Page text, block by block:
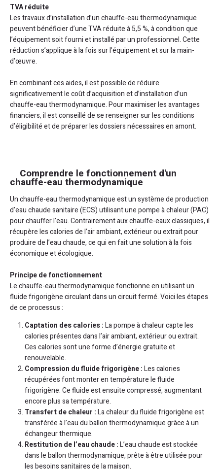
TVA réduite
Les travaux d’installation d’un chauffe-eau thermodynamique
peuvent bénéficier d’une TVA réduite à 5,5 %, à condition que
l’équipement soit fourni et installé par un professionnel. Cette
réduction s’applique à la fois sur l’équipement et sur la main-
d’œuvre.
En combinant ces aides, il est possible de réduire
significativement le coût d’acquisition et d’installation d’un
chauffe-eau thermodynamique. Pour maximiser les avantages
financiers, il est conseillé de se renseigner sur les conditions
d’éligibilité et de préparer les dossiers nécessaires en amont.
Comprendre le fonctionnement d'un
chauffe-eau thermodynamique
Un chauffe-eau thermodynamique est un système de production
d’eau chaude sanitaire (ECS) utilisant une pompe à chaleur (PAC)
pour chauffer l’eau. Contrairement aux chauffe-eaux classiques, il
récupère les calories de l’air ambiant, extérieur ou extrait pour
produire de l’eau chaude, ce qui en fait une solution à la fois
économique et écologique.
Principe de fonctionnement
Le chauffe-eau thermodynamique fonctionne en utilisant un
fluide frigorigène circulant dans un circuit fermé. Voici les étapes
de ce processus :
Captation des calories :La pompe à chaleur capte les
calories présentes dans l’air ambiant, extérieur ou extrait.
Ces calories sont une forme d’énergie gratuite et
renouvelable.
Compression du fluide frigorigène :Les calories
récupérées font monter en température le fluide
frigorigène. Ce fluide est ensuite compressé, augmentant
encore plus sa température.
Transfert de chaleur :La chaleur du fluide frigorigène est
transférée à l’eau du ballon thermodynamique grâce à un
échangeur thermique.
Restitution de l’eau chaude :L’eau chaude est stockée
dans le ballon thermodynamique, prête à être utilisée pour
les besoins sanitaires de la maison.